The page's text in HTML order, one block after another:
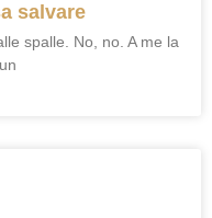
salvare
spalle. No, no. A me la